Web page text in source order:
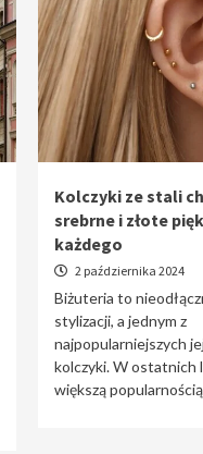
Kolczyki ze stali
srebrne i złote
każdego
2 października 2024
Biżuteria to
stylizacji, a jednym z
najpopularniejszych
kolczyki. W ostatnich
większą